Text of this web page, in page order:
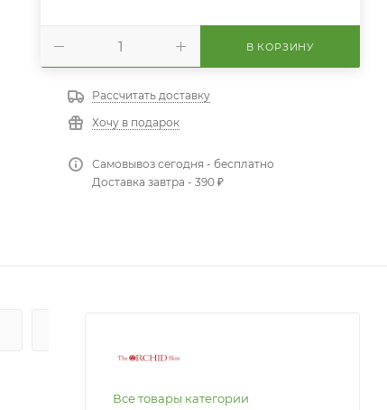
В КОРЗИНУ
Рассчитать доставку
Хочу в подарок
Самовывоз сегодня - бесплатно
Доставка завтра - 390 ₽
Все товары категории